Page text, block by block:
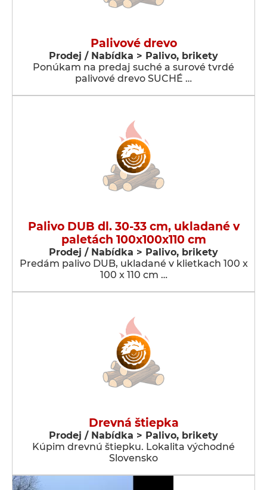
Palivové drevo
Prodej / Nabídka > Palivo, brikety
Ponúkam na predaj suché a surové tvrdé
palivové drevo SUCHÉ …
Palivo DUB dl. 30-33 cm, ukladané v
paletách 100x100x110 cm
Prodej / Nabídka > Palivo, brikety
Predám palivo DUB, ukladané v klietkach 100 x
100 x 110 cm …
Drevná štiepka
Prodej / Nabídka > Palivo, brikety
Kúpim drevnú štiepku. Lokalita východné
Slovensko